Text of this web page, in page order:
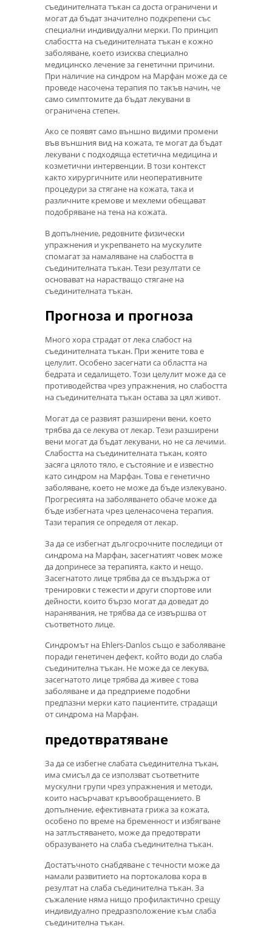
съединителната тъкан са доста ограничени и
могат да бъдат значително подкрепени със
специални индивидуални мерки. По принцип
слабостта на съединителната тъкан е кожно
заболяване, което изисква специално
медицинско лечение за генетични причини.
При наличие на синдром на Марфан може да се
проведе насочена терапия по такъв начин, че
само симптомите да бъдат лекувани в
ограничена степен.
Ако се появят само външно видими промени
във външния вид на кожата, те могат да бъдат
лекувани с подходяща естетична медицина и
козметични интервенции. В този контекст
както хирургичните или неоперативните
процедури за стягане на кожата, така и
различните кремове и мехлеми обещават
подобряване на тена на кожата.
В допълнение, редовните физически
упражнения и укрепването на мускулите
спомагат за намаляване на слабостта в
съединителната тъкан. Тези резултати се
основават на нарастващо стягане на
съединителната тъкан.
Прогноза и прогноза
Много хора страдат от лека слабост на
съединителната тъкан. При жените това е
целулит. Особено засегнати са областта на
бедрата и седалището. Този целулит може да се
противодейства чрез упражнения, но слабостта
на съединителната тъкан остава за цял живот.
Могат да се развият разширени вени, което
трябва да се лекува от лекар. Тези разширени
вени могат да бъдат лекувани, но не са лечими.
Слабостта на съединителната тъкан, която
засяга цялото тяло, е състояние и е известно
като синдром на Марфан. Това е генетично
заболяване, което не може да бъде излекувано.
Прогресията на заболяването обаче може да
бъде избегната чрез целенасочена терапия.
Тази терапия се определя от лекар.
За да се избегнат дългосрочните последици от
синдрома на Марфан, засегнатият човек може
да допринесе за терапията, както и нещо.
Засегнатото лице трябва да се въздържа от
тренировки с тежести и други спортове или
дейности, които бързо могат да доведат до
наранявания, не трябва да се извършва от
съответното лице.
Синдромът на Ehlers-Danlos също е заболяване
поради генетичен дефект, който води до слаба
съединителна тъкан. Не може да се лекува,
засегнатото лице трябва да живее с това
заболяване и да предприеме подобни
предпазни мерки като пациентите, страдащи
от синдрома на Марфан.
предотвратяване
За да се избегне слабата съединителна тъкан,
има смисъл да се използват съответните
мускулни групи чрез упражнения и методи,
които насърчават кръвообращението. В
допълнение, ефективната грижа за кожата,
особено по време на бременност и избягване
на затлъстяването, може да предотврати
образуването на слаба съединителна тъкан.
Достатъчното снабдяване с течности може да
намали развитието на портокалова кора в
резултат на слаба съединителна тъкан. За
съжаление няма нищо профилактично срещу
индивидуално предразположение към слаба
съединителна тъкан.